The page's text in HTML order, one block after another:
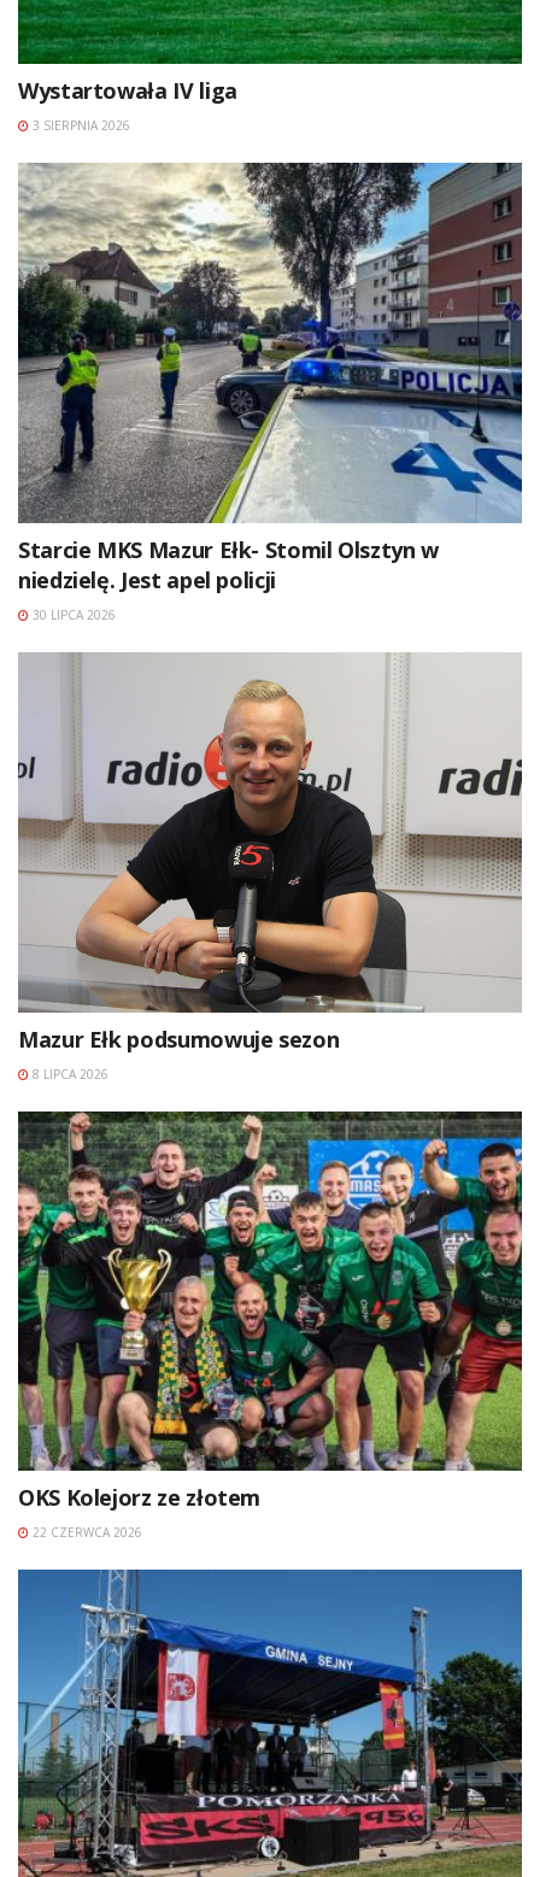
Wystartowała IV liga
3 SIERPNIA 2026
Starcie MKS Mazur Ełk- Stomil Olsztyn w
niedzielę. Jest apel policji
30 LIPCA 2026
Mazur Ełk podsumowuje sezon
8 LIPCA 2026
OKS Kolejorz ze złotem
22 CZERWCA 2026